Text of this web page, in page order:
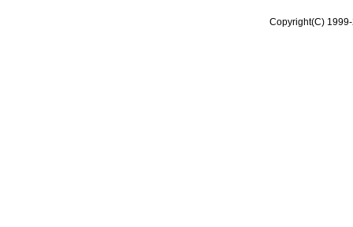
Copyright(C)